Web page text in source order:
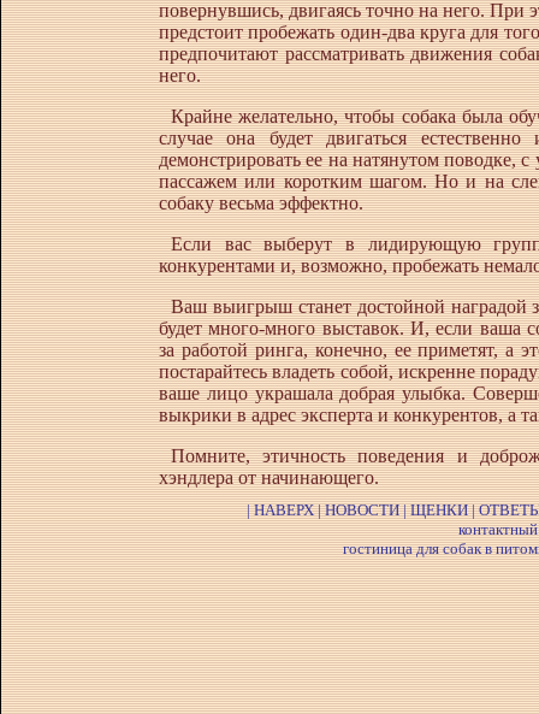
повернувшись, двигаясь точно на него. При
предстоит пробежать один-два круга для
предпочитают рассматривать движения
него.
Крайне желательно, чтобы собака была
случае она будет двигаться
демонстрировать ее на натянутом поводке,
пассажем или коротким шагом. Но и на
собаку весьма эффектно.
Если вас выберут в лидирующую
конкурентами и, возможно, пробежать
Ваш выигрыш станет достойной наградой
будет много-много выставок. И, если ваша
за работой ринга, конечно, ее приметят,
постарайтесь владеть собой, искренне
ваше лицо украшала добрая улыбка.
выкрики в адрес эксперта и конкурентов, а
Помните, этичность поведения и
хэндлера от начинающего.
|НАВЕРХ|НОВОСТИ|ЩЕНКИ|О
гостиница для собак в